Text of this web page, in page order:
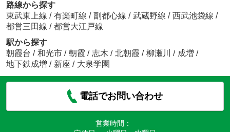
路線から探す
東武東上線 / 有楽町線 / 副都心線 / 武蔵野線 / 西武池袋線 /
都営三田線 / 都営大江戸線
駅から探す
朝霞台 / 和光市 / 朝霞 / 志木 / 北朝霞 / 柳瀬川 / 成増 /
地下鉄成増 / 新座 / 大泉学園
電話でお問い合わせ
営業時間：